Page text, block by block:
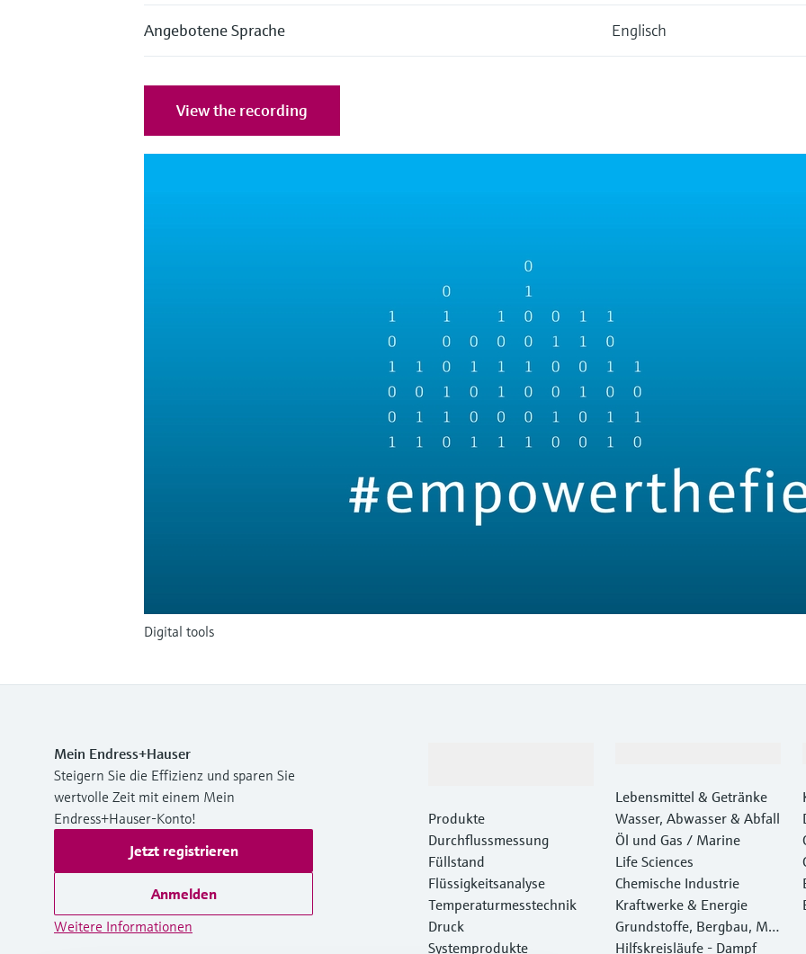
Angebotene Sprache Englisch
View the recording
Digital tools
Mein Endress+Hauser
Steigern Sie die Effizienz und sparen Sie
wertvolle Zeit mit einem Mein
Endress+Hauser-Konto!
Jetzt registrieren
Anmelden
Weitere Informationen
Produkte
Durchflussmessung
Füllstand
Flüssigkeitsanalyse
Temperaturmesstechnik
Druck
Systemprodukte
Lebensmittel & Getränke
Wasser, Abwasser & Abfall
Öl und Gas / Marine
Life Sciences
Chemische Industrie
Kraftwerke & Energie
Grundstoffe, Bergbau, Met
alle
Hilfskreisläufe - Dampf